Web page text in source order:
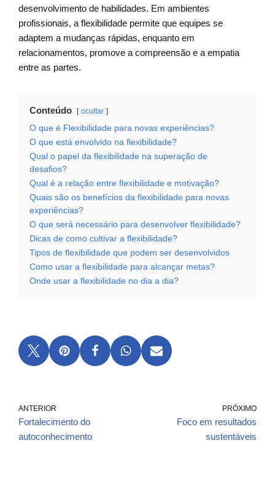
desenvolvimento de habilidades. Em ambientes
profissionais, a flexibilidade permite que equipes se
adaptem a mudanças rápidas, enquanto em
relacionamentos, promove a compreensão e a empatia
entre as partes.
Conteúdo ocultar
O que é Flexibilidade para novas experiências?
O que está envolvido na flexibilidade?
Qual o papel da flexibilidade na superação de
desafios?
Qual é a relação entre flexibilidade e motivação?
Quais são os benefícios da flexibilidade para novas
experiências?
O que será necessário para desenvolver flexibilidade?
Dicas de como cultivar a flexibilidade?
Tipos de flexibilidade que podem ser desenvolvidos
Como usar a flexibilidade para alcançar metas?
Onde usar a flexibilidade no dia a dia?
ANTERIOR
Fortalecimento do
autoconhecimento
PRÓXIMO
Foco em resultados
sustentáveis